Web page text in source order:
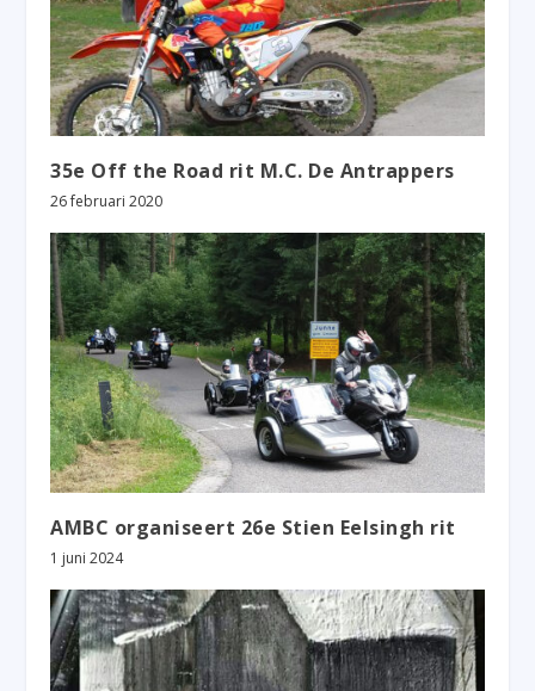
35e Off the Road rit M.C. De Antrappers
26 februari 2020
AMBC organiseert 26e Stien Eelsingh rit
1 juni 2024